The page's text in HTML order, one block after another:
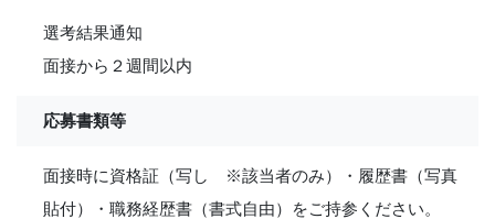
選考結果通知
面接から２週間以内
応募書類等
面接時に資格証（写し ※該当者のみ）・履歴書（写真
貼付）・職務経歴書（書式自由）をご持参ください。